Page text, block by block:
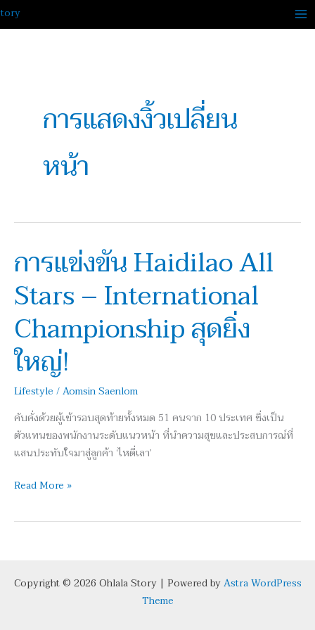
Skip
to
การแสดงงิ้วเปลี่ยน
หน้า
การแข่งขัน Haidilao All
Stars – International
Championship สุดยิ่ง
ใหญ่!
Lifestyle /Aomsin Saenlom
คับคั่งด้วยผู้เข้ารอบสุดท้ายทั้งหมด 51 คนจาก 10 ประเทศ ซึ่งเป็น
ตัวแทนของพนักงานระดับแนวหน้า ที่นำความสุขและประสบการณ์ที่
แสนประทับใจมาสู่ลูกค้า ‘ไหตี่เลา’
การ
แข่งขัน
Haidilao
All
Stars
International
Championship
สุด
ยิ่ง
ใหญ่!
Read More »
Copyright © 2026 Ohlala Story | Powered byAstra WordPress
Theme